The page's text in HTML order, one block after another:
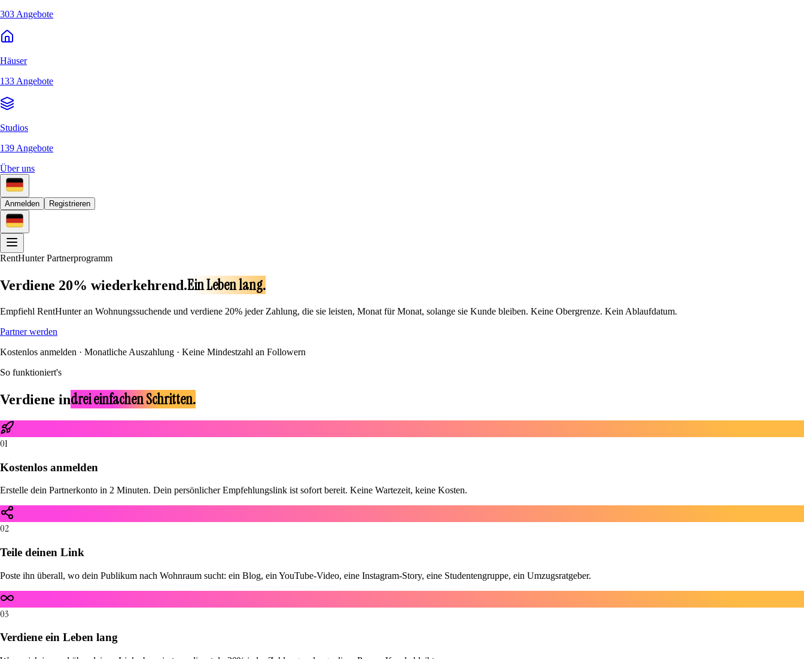
303 Angebote
Häuser
133 Angebote
Studios
139 Angebote
Über uns
Anmelden Registrieren
RentHunter Partnerprogramm
Verdiene 20% wiederkehrend.Ein Leben lang.
Empfiehl RentHunter an Wohnungssuchende und verdiene 20% jeder Zahlung, die sie leisten, Monat für Monat, solange sie Kunde bleiben. Keine Obergrenze. Kein Ablaufdatum.
Partner werden
Kostenlos anmelden · Monatliche Auszahlung · Keine Mindestzahl an Followern
So funktioniert's
Verdiene indrei einfachen Schritten.
01
Kostenlos anmelden
Erstelle dein Partnerkonto in 2 Minuten. Dein persönlicher Empfehlungslink ist sofort bereit. Keine Wartezeit, keine Kosten.
02
Teile deinen Link
Poste ihn überall, wo dein Publikum nach Wohnraum sucht: ein Blog, ein YouTube-Video, eine Instagram-Story, eine Studentengruppe, ein Umzugsratgeber.
03
Verdiene ein Leben lang